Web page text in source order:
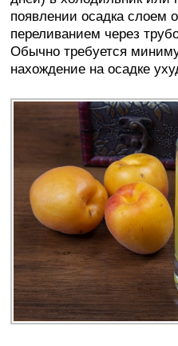
появлении осадка слоем
переливанием через
Обычно требуется
нахождение на осадке